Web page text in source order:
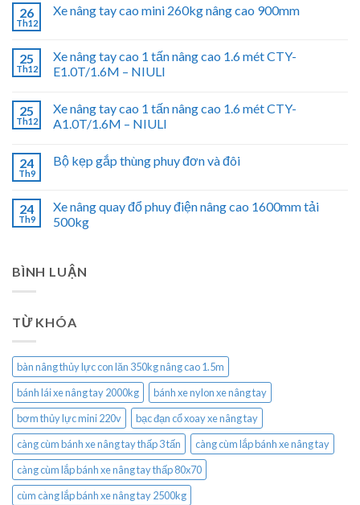
26
Th12
Xe nâng tay cao mini 260kg nâng cao 900mm
25
Th12
Xe nâng tay cao 1 tấn nâng cao 1.6 mét CTY-
E1.0T/1.6M – NIULI
25
Th12
Xe nâng tay cao 1 tấn nâng cao 1.6 mét CTY-
A1.0T/1.6M – NIULI
24
Th9
Bộ kẹp gắp thùng phuy đơn và đôi
24
Th9
Xe nâng quay đổ phuy điện nâng cao 1600mm tải
500kg
BÌNH LUẬN
TỪ KHÓA
bàn nâng thủy lực con lăn 350kg nâng cao 1.5m
bánh lái xe nâng tay 2000kg
bánh xe nylon xe nâng tay
bơm thủy lực mini 220v
bạc đạn cổ xoay xe nâng tay
càng cùm bánh xe nâng tay thấp 3 tấn
càng cùm lắp bánh xe nâng tay
càng cùm lắp bánh xe nâng tay thấp 80x70
cùm càng lắp bánh xe nâng tay 2500kg